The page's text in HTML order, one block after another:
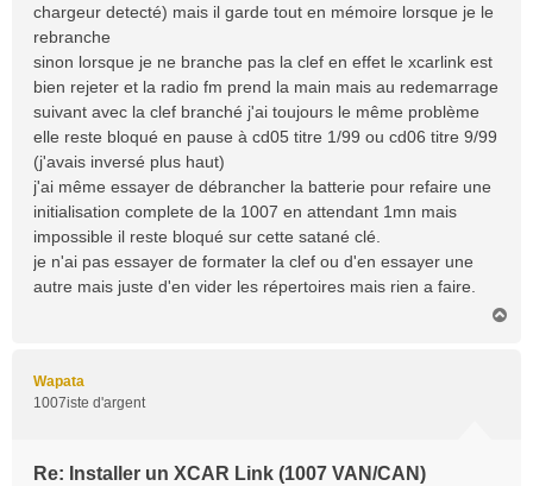
a
g
e
chargeur detecté) mais il garde tout en mémoire lorsque je le
rebranche
sinon lorsque je ne branche pas la clef en effet le xcarlink est
bien rejeter et la radio fm prend la main mais au redemarrage
suivant avec la clef branché j'ai toujours le même problème
elle reste bloqué en pause à cd05 titre 1/99 ou cd06 titre 9/99
(j'avais inversé plus haut)
j'ai même essayer de débrancher la batterie pour refaire une
initialisation complete de la 1007 en attendant 1mn mais
impossible il reste bloqué sur cette satané clé.
je n'ai pas essayer de formater la clef ou d'en essayer une
autre mais juste d'en vider les répertoires mais rien a faire.
Wapata
1007iste d'argent
Re: Installer un XCAR Link (1007 VAN/CAN)